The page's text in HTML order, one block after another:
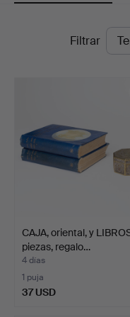
SubastasFiltrar
CAJA, oriental, y
piezas, regalo…
4 días
1 puja
37 USD